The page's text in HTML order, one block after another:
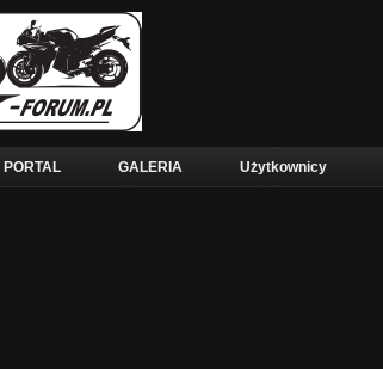
PORTAL GALERIA Użytkownicy